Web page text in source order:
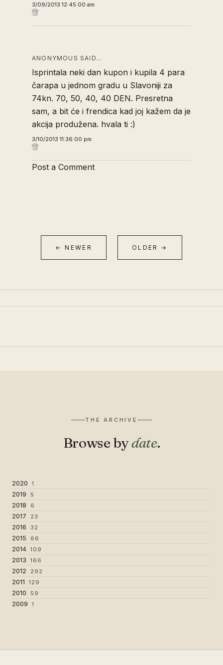
3/09/2013 12:45:00 am
ANONYMOUS SAID…
Isprintala neki dan kupon i kupila 4 para
čarapa u jednom gradu u Slavoniji za
74kn. 70, 50, 40, 40 DEN. Presretna
sam, a bit će i frendica kad joj kažem da je
akcija produžena. hvala ti :)
3/10/2013 11:36:00 pm
Post a Comment
← NEWER OLDER →
THE ARCHIVE
Browse bydate.
2020 1
2019 5
2018 6
2017 23
2016 32
2015 66
2014 109
2013 166
2012 292
2011 129
2010 59
2009 1